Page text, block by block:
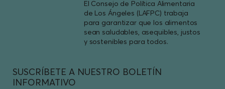
El Consejo de Política Alimentaria
de Los Ángeles (LAFPC) trabaja
para garantizar que los alimentos
sean saludables, asequibles, justos
y sostenibles para todos.
SUSCRÍBETE A NUESTRO BOLETÍN
INFORMATIVO